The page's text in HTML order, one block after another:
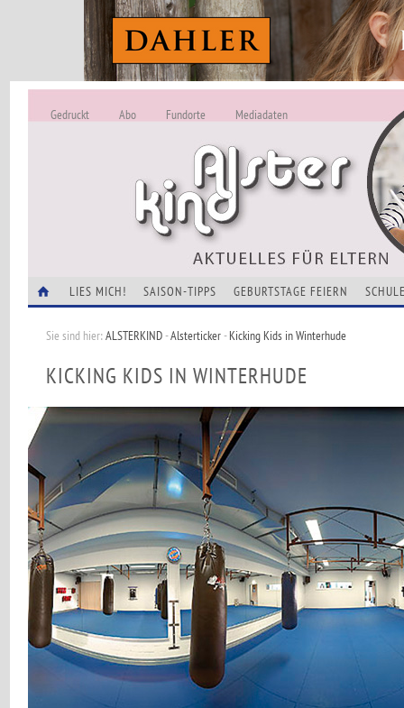
ALSTERKIND -
Alles Neu
Gedruckt Abo Fundorte Mediadaten
LIES MICH! SAISON-TIPPS GEBURTSTAGE FEIERN
Sie sind hier:ALSTERKIND-Alsterticker-Kicking Kids in Winterhude
KICKING KIDS IN WINTERHUDE